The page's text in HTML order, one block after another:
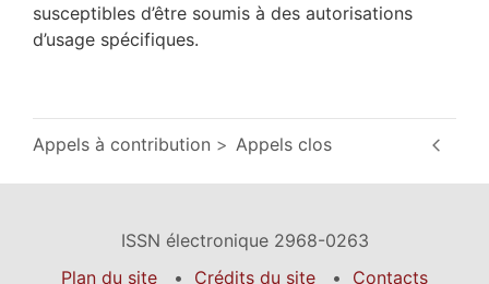
susceptibles d’être soumis à des autorisations
d’usage spécifiques.
Appels à contribution Appels clos
ISSN électronique 2968-0263
Plan du site
Crédits du site Contacts